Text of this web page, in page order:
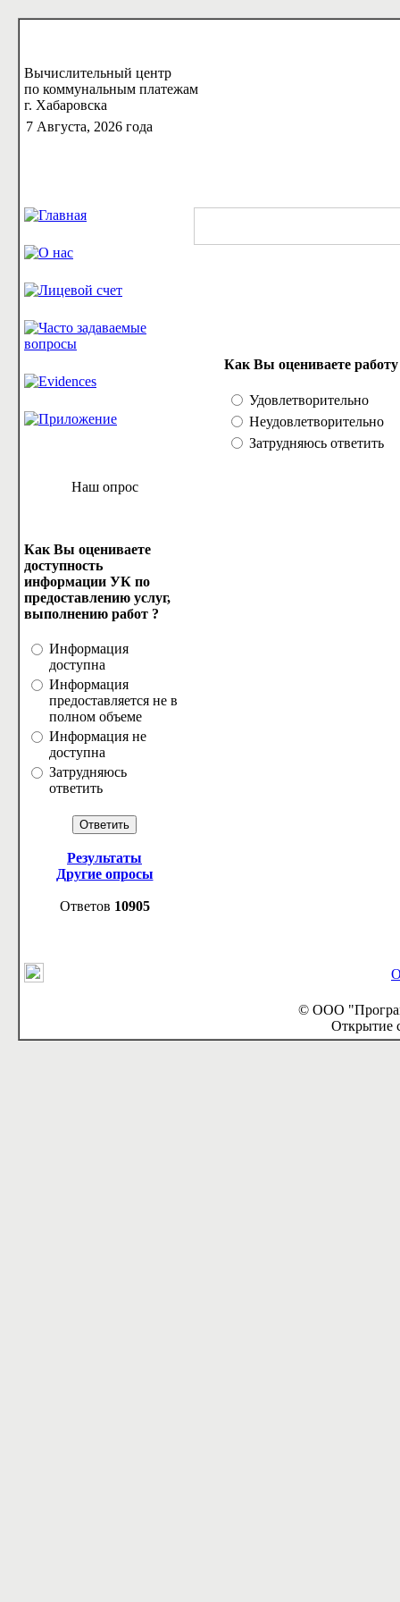
Вычислительный центр
по коммунальным платежам
г. Хабаровска
7 Августа, 2026 года
Наш опрос
Как Вы оцениваете
доступность
информации УК по
предоставлению услуг,
выполнению работ ?
Информация
доступна
Информация
предоставляется не в
полном объеме
Информация не
доступна
Затрудняюсь
ответить
Результаты
Другие опросы
Ответов 10905
Как Вы оцениваете
Удовлетворительно
Неудовлетворительно
Затрудняюсь ответить
© ООО
Открытие